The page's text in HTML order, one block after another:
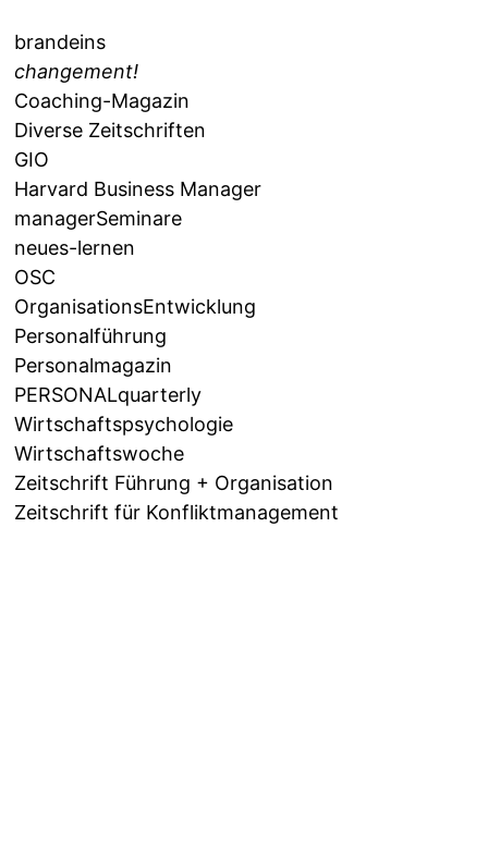
brandeins
changement!
Coaching-Magazin
Diverse Zeitschriften
GIO
Harvard Business Manager
managerSeminare
neues-lernen
OSC
OrganisationsEntwicklung
Personalführung
Personalmagazin
PERSONALquarterly
Wirtschaftspsychologie
Wirtschaftswoche
Zeitschrift Führung + Organisation
Zeitschrift für Konfliktmanagement